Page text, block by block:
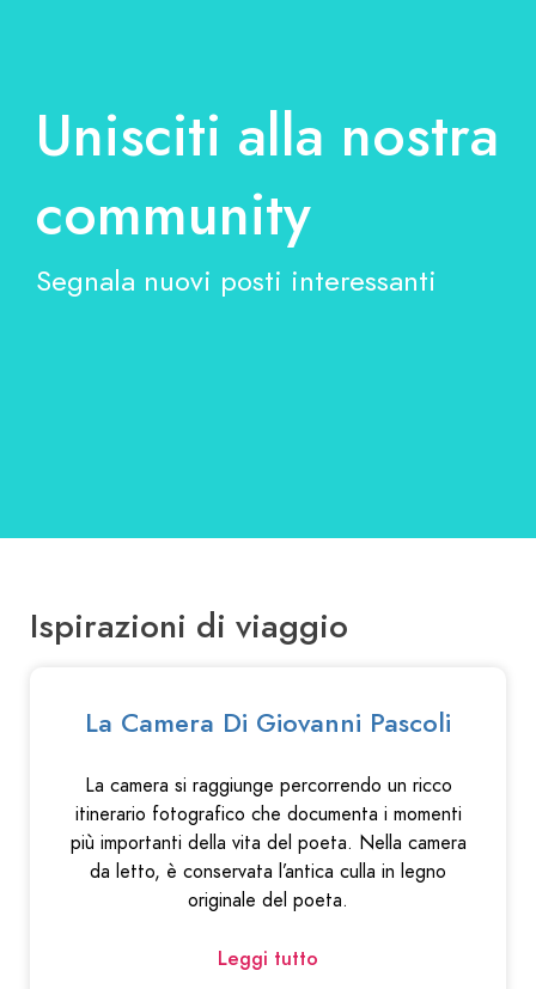
Unisciti alla nostra
community
Segnala nuovi posti interessanti
Ispirazioni di viaggio
La Camera Di Giovanni Pascoli
La camera si raggiunge percorrendo un ricco
itinerario fotografico che documenta i momenti
più importanti della vita del poeta. Nella camera
da letto, è conservata l’antica culla in legno
originale del poeta.
Leggi tutto